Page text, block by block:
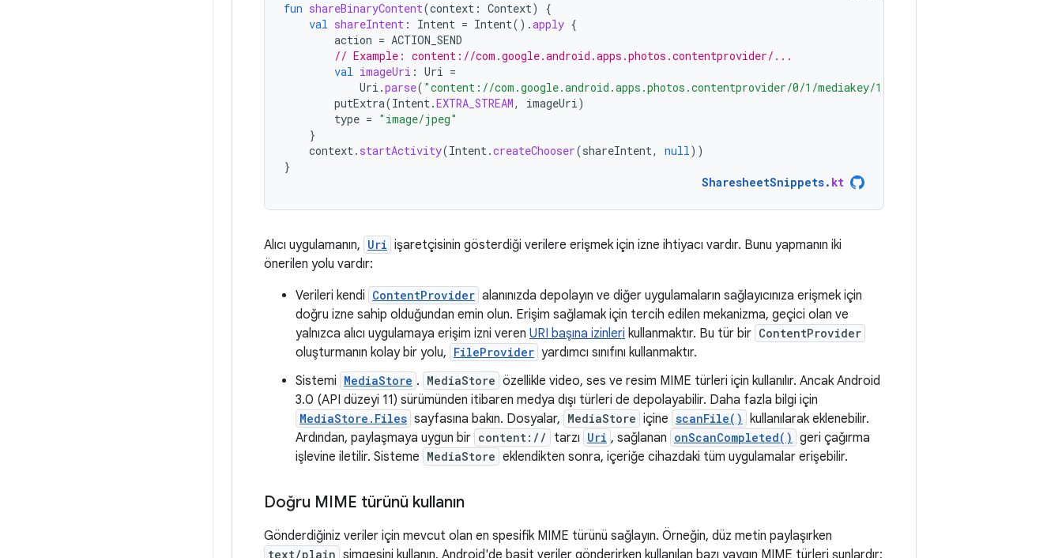
fun shareBinaryContent(context : Context)
{
val shareIntent : Intent = Intent().apply {
action = ACTION_SEND
// Example: content://com.google.android.apps.photos.contentprovider/...
val imageUri : Uri =
Uri .parse( "content://com.google.android.apps.photos.contentprovider/0/1/mediakey/1"
putExtra(Intent.EXTRA_STREAM, imageUri)
type = "image/jpeg"
}
context. startActivity(Intent.createChooser(shareIntent, null))
}
SharesheetSnippets. kt
Alıcı uygulamanın, Uri işaretçisinin gösterdiği verilere erişmek için izne ihtiyacı vardır. Bunu yapmanın iki
önerilen yolu vardır:
Verileri kendi ContentProvider alanınızda depolayın ve diğer uygulamaların sağlayıcınıza erişmek için
doğru izne sahip olduğundan emin olun. Erişim sağlamak için tercih edilen mekanizma, geçici olan ve
yalnızca alıcı uygulamaya erişim izni veren URI başına izinleri kullanmaktır. Bu tür bir ContentProvider
oluşturmanın kolay bir yolu, FileProvider yardımcı sınıfını kullanmaktır.
Sistemi MediaStore . MediaStore özellikle video, ses ve resim MIME türleri için kullanılır. Ancak Android
3.0 (API düzeyi 11) sürümünden itibaren medya dışı türleri de depolayabilir. Daha fazla bilgi için
MediaStore.Files sayfasına bakın. Dosyalar, MediaStore içine scanFile() kullanılarak eklenebilir.
Ardından, paylaşmaya uygun bir content:// tarzı Uri , sağlanan onScanCompleted() geri çağırma
işlevine iletilir. Sisteme MediaStore eklendikten sonra, içeriğe cihazdaki tüm uygulamalar erişebilir.
Doğru MIME türünü kullanın
Gönderdiğiniz veriler için mevcut olan en spesifik MIME türünü sağlayın. Örneğin, düz metin paylaşırken
text/plain simgesini kullanın. Android'de basit veriler gönderirken kullanılan bazı yaygın MIME türleri şunlardır: